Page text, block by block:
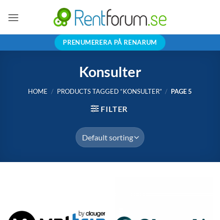
PRENUMERERA PÅ RENARUM
Konsulter
HOME / PRODUCTS TAGGED “KONSULTER” / PAGE 5
FILTER